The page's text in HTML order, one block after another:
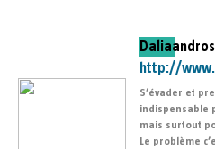
http://
S’évader et
indispensable
mais surtout
Le problème